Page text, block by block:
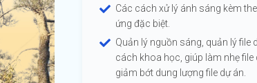
Các cách xử lý ánh sáng kèm
ứng đặc biệt.
Quản lý nguồn sáng, quản lý file
cách khoa học, giúp làm nhẹ file
giảm bớt dung lượng file dự án.